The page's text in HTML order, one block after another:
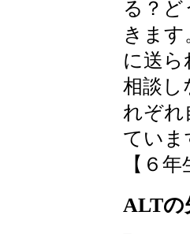
る？
きま
に送
相談し
れぞれ
ていま
【６
ALTの